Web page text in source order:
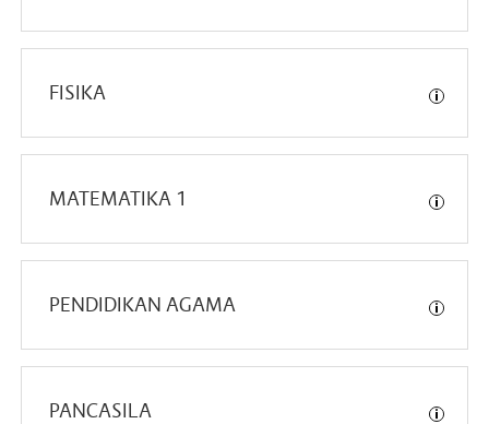
FISIKA
MATEMATIKA 1
PENDIDIKAN AGAMA
PANCASILA